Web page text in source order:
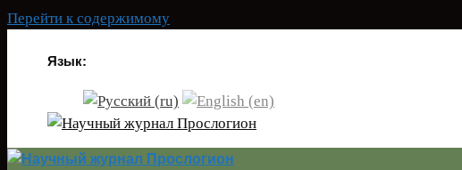
Перейти к содержимому
Язык: